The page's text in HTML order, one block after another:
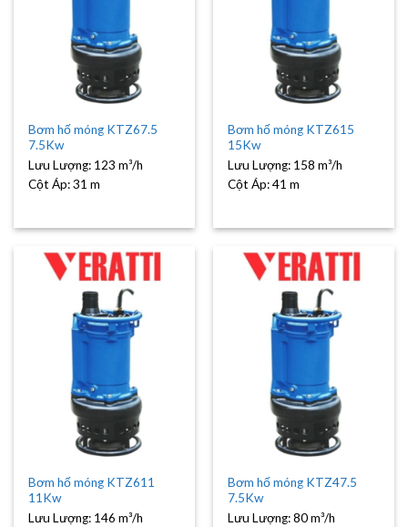
Bơm hố móng KTZ67.5
7.5Kw
Lưu Lượng: 123 m³/h
Cột Áp:31 m
Bơm hố móng KTZ615
15Kw
Lưu Lượng: 158 m³/h
Cột Áp:41 m
Bơm hố móng KTZ611
11Kw
Lưu Lượng: 146 m³/h
Bơm hố móng KTZ47.5
7.5Kw
Lưu Lượng:80 m³/h